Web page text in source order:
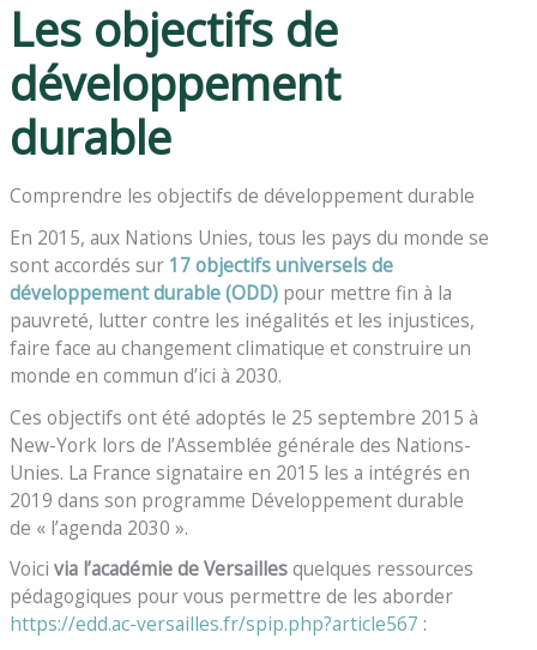
Les objectifs de
développement
durable
Comprendre les objectifs de développement durable
En 2015, aux Nations Unies, tous les pays du monde se
sont accordés sur 17 objectifs universels de
développement durable (ODD) pour mettre fin à la
pauvreté, lutter contre les inégalités et les injustices,
faire face au changement climatique et construire un
monde en commun d’ici à 2030.
Ces objectifs ont été adoptés le 25 septembre 2015 à
New-York lors de l’Assemblée générale des Nations-
Unies. La France signataire en 2015 les a intégrés en
2019 dans son programme Développement durable
de « l’agenda 2030 ».
Voicivia l’académie de Versaillesquelques ressources
pédagogiques pour vous permettre de les aborder
https://edd.ac-versailles.fr/spip.php?article567 :